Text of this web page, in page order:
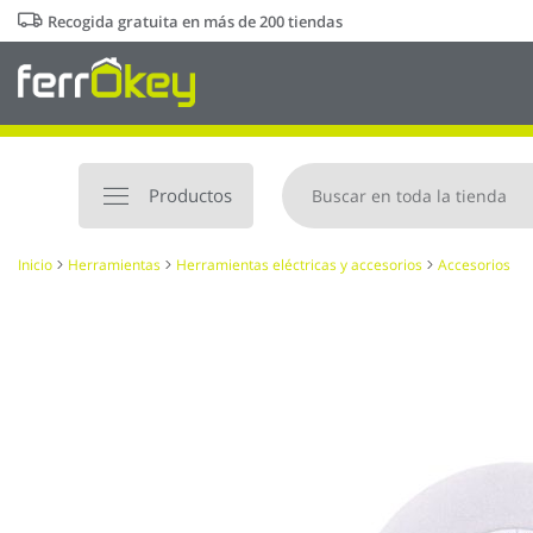
Ir
al
contenido
Recogida gratuita en más de 200 tiendas
Productos
Inicio Herramientas Herramientas eléctricas y accesorios Accesorios